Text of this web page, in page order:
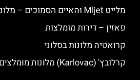
מלייט Mljet והאיים הסמוכים – מלונות מומלצים
פאזין – דירות מומלצות
קרואטיה מלונות בסלוני
קרלובץ' (Karlovac) מלונות מומלצים